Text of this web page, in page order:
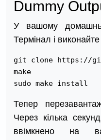
Dummy
У вашому
Термінал і
git clone https://
make
sudo make install
Тепер
Через кілька
ввімкнено на